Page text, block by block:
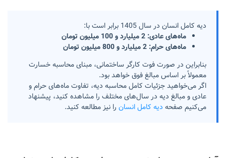
دیه کامل انسان در سال 1405 برابر است با:
ماه‌های عادی: 2 میلیارد و 100 میلیون تومان
ماه‌های حرام: 2 میلیارد و 800 میلیون تومان
بنابراین در صورت فوت کارگر ساختمانی، مبنای محاسبه خسارت
معمولاً بر اساس مبالغ فوق خواهد بود.
اگر می‌خواهید جزئیات کامل محاسبه دیه، تفاوت ماه‌های حرام و
عادی و مبالغ دیه در سال‌های مختلف را مشاهده کنید، پیشنهاد
می‌کنیم صفحه دیه کامل انسان را نیز مطالعه کنید.